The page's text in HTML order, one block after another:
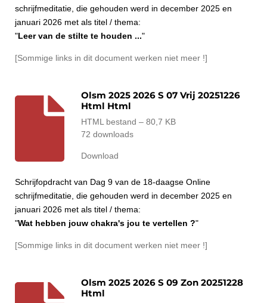
schrijfmeditatie, die gehouden werd in december 2025 en
januari 2026 met als titel / thema:
"Leer van de stilte te houden ..."
[Sommige links in dit document werken niet meer !]
Olsm 2025 2026 S 07 Vrij 20251226
Html Html
HTML bestand – 80,7 KB
72 downloads
Download
Schrijfopdracht van Dag 9 van de 18-daagse Online
schrijfmeditatie, die gehouden werd in december 2025 en
januari 2026 met als titel / thema:
"Wat hebben jouw chakra's jou te vertellen ?"
[Sommige links in dit document werken niet meer !]
Olsm 2025 2026 S 09 Zon 20251228
Html